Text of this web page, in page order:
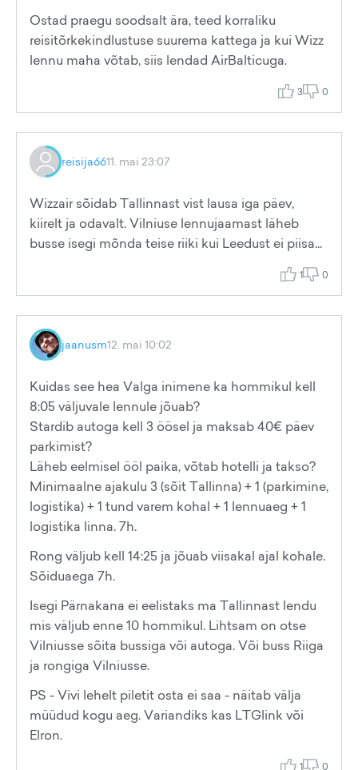
Ostad praegu soodsalt ära, teed korraliku
reisitõrkekindlustuse suurema kattega ja kui Wizz
lennu maha võtab, siis lendad AirBalticuga.
3 0
reisija6611. mai 23:07
Wizzair sõidab Tallinnast vist lausa iga päev,
kiirelt ja odavalt. Vilniuse lennujaamast läheb
busse isegi mõnda teise riiki kui Leedust ei piisa...
1 0
jaanusm12. mai 10:02
Kuidas see hea Valga inimene ka hommikul kell
8:05 väljuvale lennule jõuab?
Stardib autoga kell 3 öösel ja maksab 40€ päev
parkimist?
Läheb eelmisel ööl paika, võtab hotelli ja takso?
Minimaalne ajakulu 3 (sõit Tallinna) + 1 (parkimine,
logistika) + 1 tund varem kohal + 1 lennuaeg + 1
logistika linna. 7h.
Rong väljub kell 14:25 ja jõuab viisakal ajal kohale.
Sõiduaega 7h.
Isegi Pärnakana ei eelistaks ma Tallinnast lendu
mis väljub enne 10 hommikul. Lihtsam on otse
Vilniusse sõita bussiga või autoga. Või buss Riiga
ja rongiga Vilniusse.
PS - Vivi lehelt piletit osta ei saa - näitab välja
müüdud kogu aeg. Variandiks kas LTGlink või
Elron.
1 0